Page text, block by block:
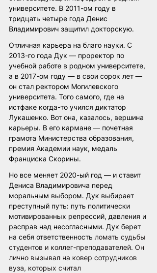
университете. В 2011-ом году в
тридцать четыре года Денис
Владимирович защитил докторскую.
Отличная карьера на благо науки. С
2013-го года Дук — проректор по
учебной работе в родном университете,
а в 2017-ом году — в свои сорок лет —
он стал ректором Могилевского
университета. Того самого, где на
истфаке когда-то учился диктатор
Лукашенко. Вот она, казалось, вершина
карьеры. В его кармане — почетная
грамота Министерства образования,
премия Академии наук, медаль
Франциска Скорины.
Но все меняет 2020-ый год — и ставит
Дениса Владимировича перед
моральным выбором. Дук выбирает
преступный путь: путь политически
мотивированных репрессий, давления и
расправ над несогласными. Дук берет
на себя ответственность ломать судьбы
студентов и коллег-преподавателей. Он
лично вызывал на ковер сотрудников
вуза, которых считал